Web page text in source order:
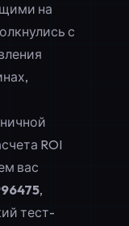
на
с
ROI
вас
,
тест-